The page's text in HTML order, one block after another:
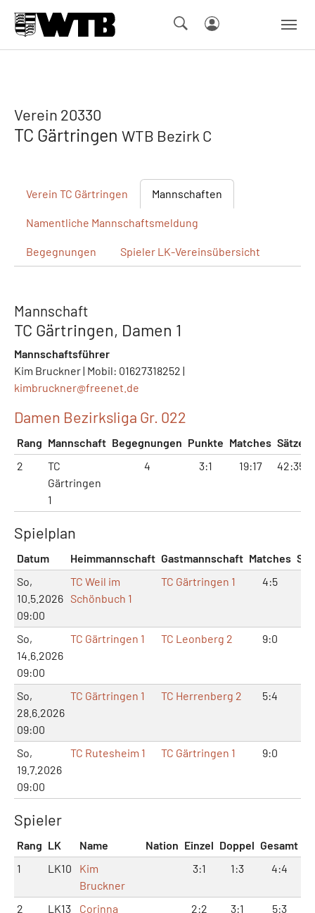
Verein 20330
TC Gärtringen WTB Bezirk C
Verein TC Gärtringen Mannschaften
Namentliche Mannschaftsmeldung
Begegnungen Spieler LK-Vereinsübersicht
Mannschaft
TC Gärtringen, Damen 1
Mannschaftsführer
Kim Bruckner | Mobil: 01627318252 |
kimbruckner@freenet.de
Damen Bezirksliga Gr. 022
Rang Mannschaft Begegnungen Punkte Matches Sätze
2
TC
Gärtringen
1
4 3:1 19:17 42:35
Spielplan
Datum Heimmannschaft Gastmannschaft Matches
So,
10.5.2026
09:00
TC Weil im
Schönbuch 1
TC Gärtringen 1 4:5
So,
14.6.2026
09:00
TC Gärtringen 1 TC Leonberg 2 9:0
So,
28.6.2026
09:00
TC Gärtringen 1 TC Herrenberg 2 5:4
So,
19.7.2026
09:00
TC Rutesheim 1 TC Gärtringen 1 9:0
Spieler
Rang LK Name Nation Einzel Doppel Gesamt
1
LK10
Kim
Bruckner
3:1 1:3 4:4
2 LK13
Corinna
2:2 3:1 5:3